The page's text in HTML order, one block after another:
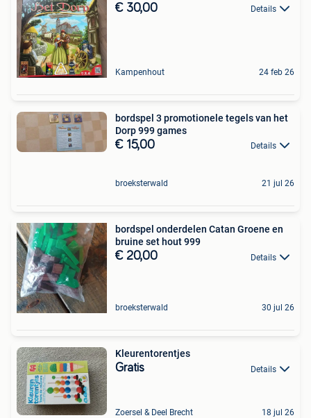
€ 30,00 Details
Kampenhout 24 feb 26
bordspel 3 promotionele tegels van het
Dorp 999 games
€ 15,00 Details
broeksterwald 21 jul 26
bordspel onderdelen Catan Groene en
bruine set hout 999
€ 20,00 Details
broeksterwald 30 jul 26
Kleurentorentjes
Gratis Details
Zoersel & Deel Brecht 18 jul 26